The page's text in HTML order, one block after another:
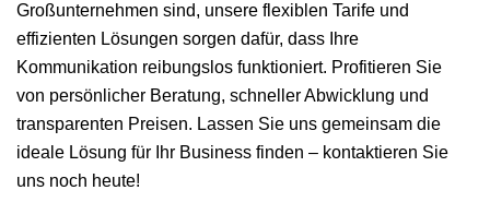
Großunternehmen sind, unsere flexiblen Tarife und
effizienten Lösungen sorgen dafür, dass Ihre
Kommunikation reibungslos funktioniert. Profitieren Sie
von persönlicher Beratung, schneller Abwicklung und
transparenten Preisen. Lassen Sie uns gemeinsam die
ideale Lösung für Ihr Business finden – kontaktieren Sie
uns noch heute!